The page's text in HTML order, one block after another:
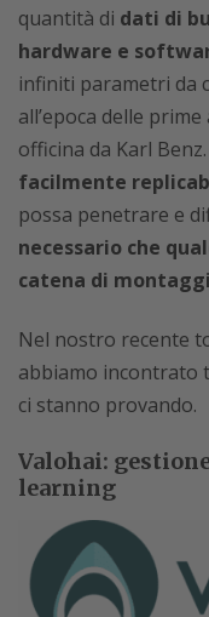
quantità di dati di
hardware e
infiniti parametri da
all’epoca delle
officina da Karl
facilmente
possa penetrare e
necessario che
catena di
Nel nostro recente
abbiamo incontrato
ci stanno provando.
Valohai:
learning